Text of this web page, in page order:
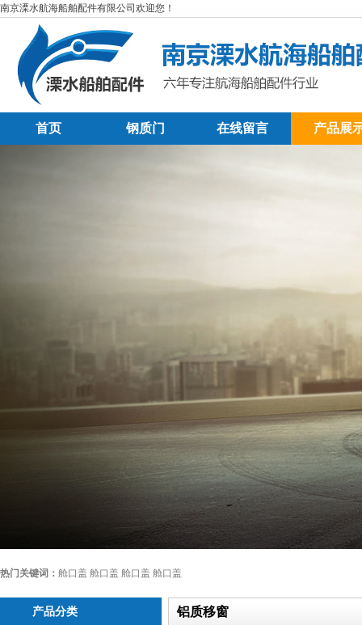
南京溧水航海船舶配件有限公司欢迎您！
首页 钢质门 在线留言 产品展
热门关键词： 舱口盖 舱口盖 舱口盖 舱口盖
产品分类 铝质移窗